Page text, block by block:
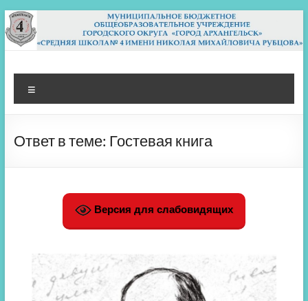
Перейти
к
содержимому
МБОУ СШ 4
Архангельск
Ответ в теме: Гостевая книга
Версия для слабовидящих